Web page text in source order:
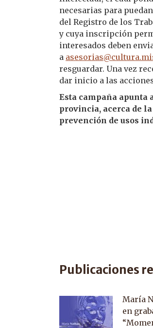
necesarias para
del Registro de los
y cuya inscripción
interesados deben
a asesorias@cultura
resguardar. Una vez
dar inicio a las
Esta campaña apunta
provincia, acerca de
prevención de usos
Publicaciones
María
en